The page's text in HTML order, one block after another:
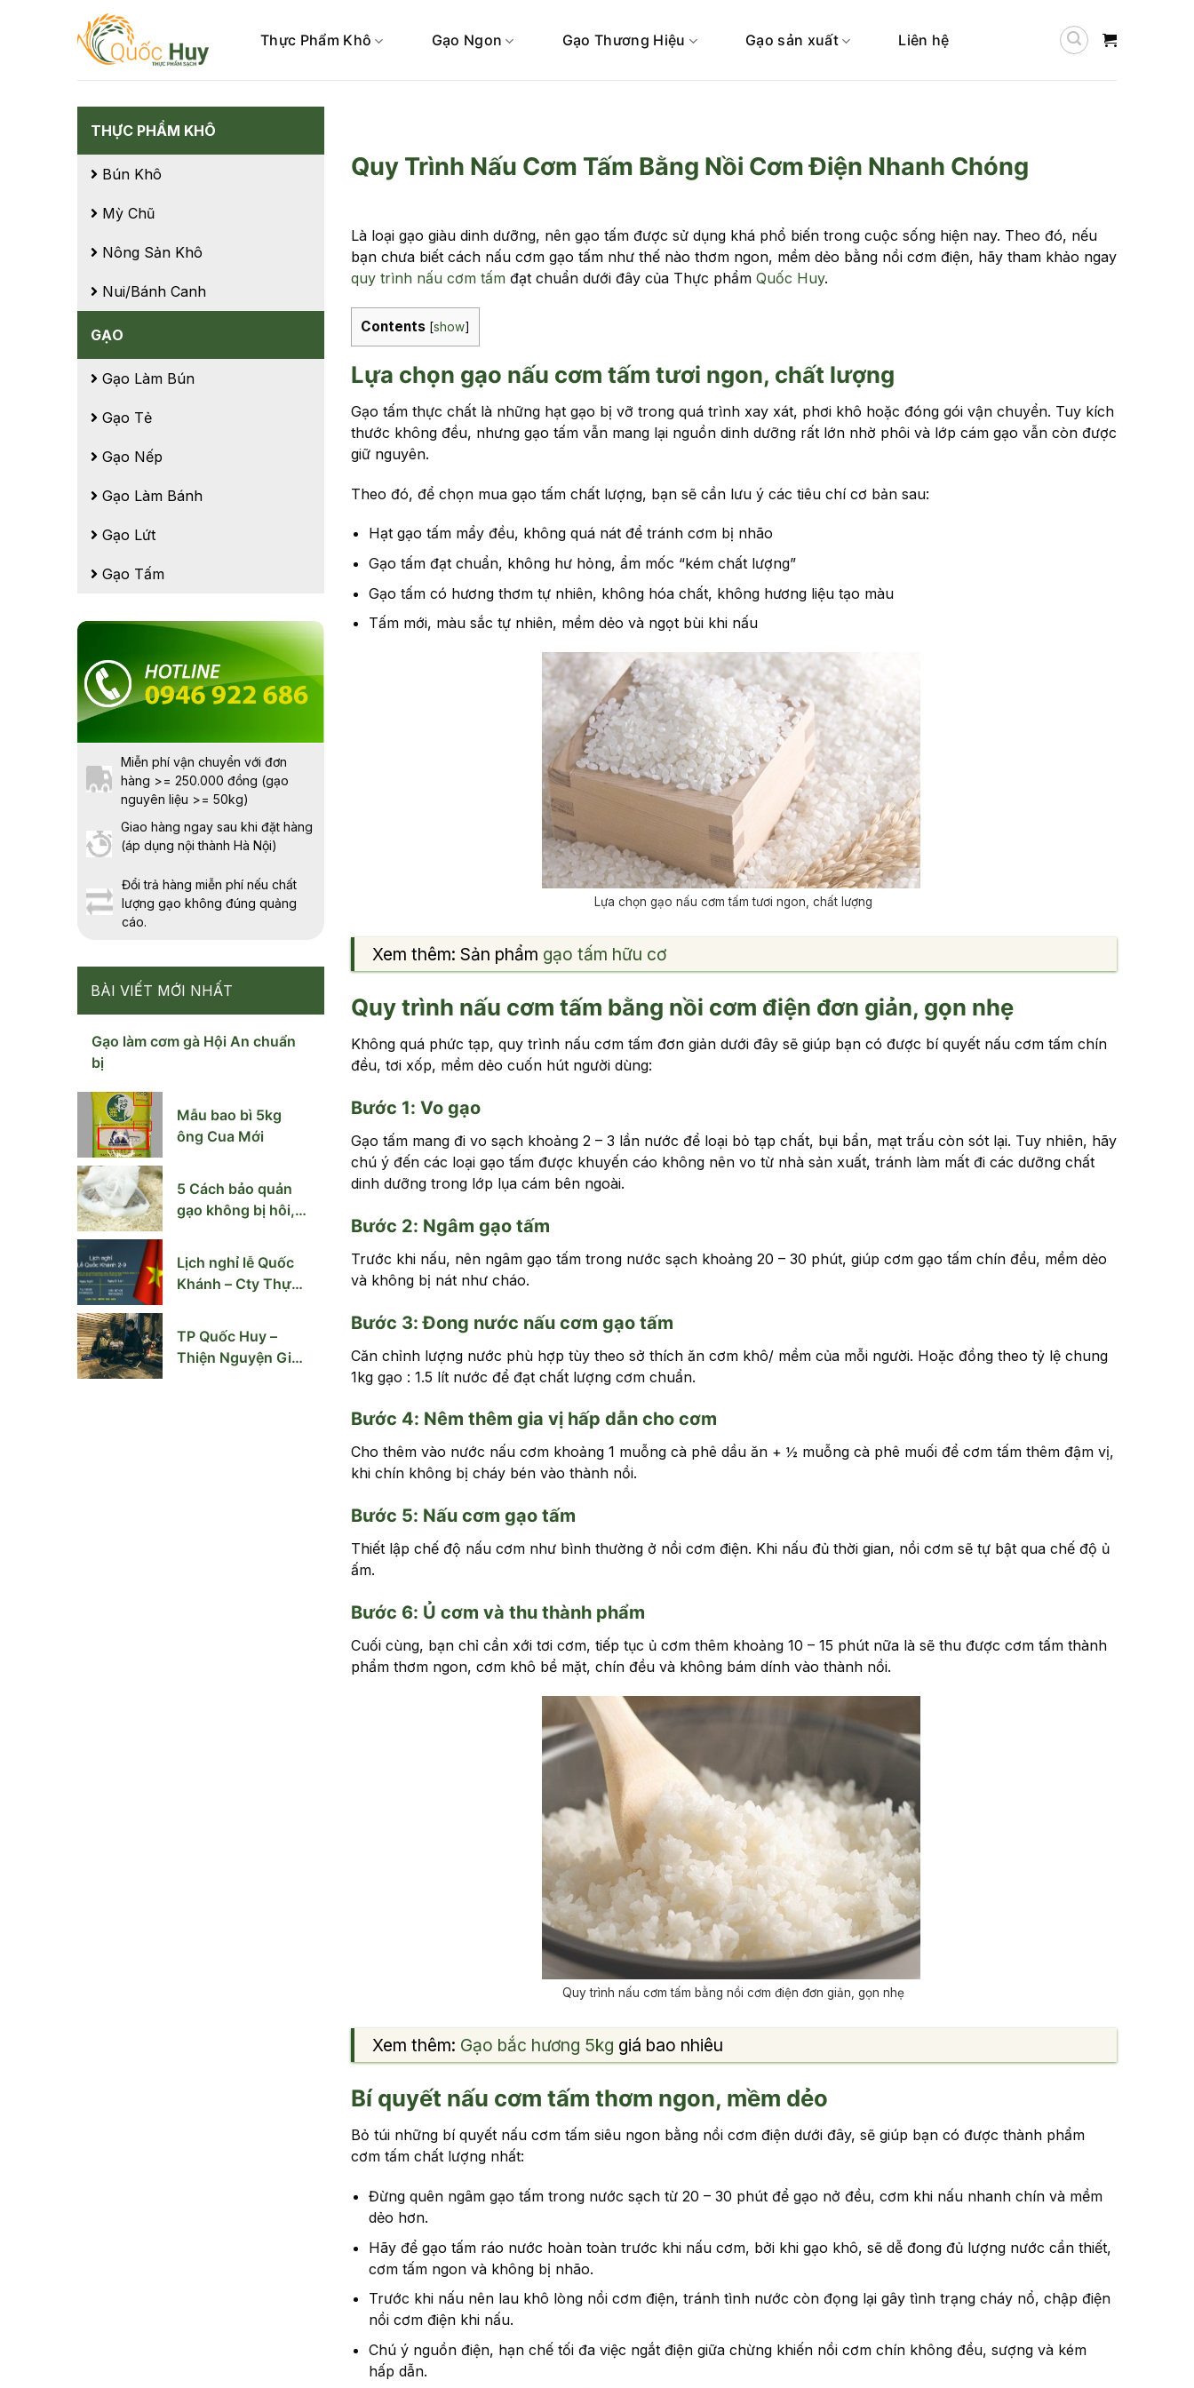
Thực Phẩm Khô Gạo Ngon Gạo Thương Hiệu Gạo sản xuất Liên hệ
THỰC PHẨM KHÔ
Bún Khô
Mỳ Chũ
Nông Sản Khô
Nui/Bánh Canh
GẠO
Gạo Làm Bún
Gạo Tẻ
Gạo Nếp
Gạo Làm Bánh
Gạo Lứt
Gạo Tấm
Miễn phí vận chuyển với đơn
hàng >= 250.000 đồng (gạo
nguyên liệu >= 50kg)
Giao hàng ngay sau khi đặt hàng
(áp dụng nội thành Hà Nội)
Đổi trả hàng miễn phí nếu chất
lượng gạo không đúng quảng
cáo.
BÀI VIẾT MỚI NHẤT
Gạo làm cơm gà Hội An chuẩn
bị
Mẫu bao bì 5kg
ông Cua Mới
5 Cách bảo quản
gạo không bị hôi,
Lịch nghỉ lễ Quốc
Khánh – Cty Thực
TP Quốc Huy –
Thiện Nguyện Giúp
Quy Trình Nấu Cơm Tấm Bằng Nồi Cơm Điện Nhanh Chóng
Là loại gạo giàu dinh dưỡng, nên gạo tấm được sử dụng khá phổ biến trong cuộc sống hiện nay. Theo đó, nếu
bạn chưa biết cách nấu cơm gạo tấm như thế nào thơm ngon, mềm dẻo bằng nồi cơm điện, hãy tham khảo ngay
quy trình nấu cơm tấmđạt chuẩn dưới đây của Thực phẩm Quốc Huy.
Contents [show]
Lựa chọn gạo nấu cơm tấm tươi ngon, chất lượng
Gạo tấm thực chất là những hạt gạo bị vỡ trong quá trình xay xát, phơi khô hoặc đóng gói vận chuyển. Tuy kích
thước không đều, nhưng gạo tấm vẫn mang lại nguồn dinh dưỡng rất lớn nhờ phôi và lớp cám gạo vẫn còn được
giữ nguyên.
Theo đó, để chọn mua gạo tấm chất lượng, bạn sẽ cần lưu ý các tiêu chí cơ bản sau:
Hạt gạo tấm mẩy đều, không quá nát để tránh cơm bị nhão
Gạo tấm đạt chuẩn, không hư hỏng, ẩm mốc “kém chất lượng”
Gạo tấm có hương thơm tự nhiên, không hóa chất, không hương liệu tạo màu
Tấm mới, màu sắc tự nhiên, mềm dẻo và ngọt bùi khi nấu
Lựa chọn gạo nấu cơm tấm tươi ngon, chất lượng
Xem thêm: Sản phẩm gạo tấm hữu cơ
Quy trình nấu cơm tấm bằng nồi cơm điện đơn giản, gọn nhẹ
Không quá phức tạp, quy trình nấu cơm tấm đơn giản dưới đây sẽ giúp bạn có được bí quyết nấu cơm tấm chín
đều, tơi xốp, mềm dẻo cuốn hút người dùng:
Bước 1: Vo gạo
Gạo tấm mang đi vo sạch khoảng 2 – 3 lần nước để loại bỏ tạp chất, bụi bẩn, mạt trấu còn sót lại. Tuy nhiên, hãy
chú ý đến các loại gạo tấm được khuyến cáo không nên vo từ nhà sản xuất, tránh làm mất đi các dưỡng chất
dinh dưỡng trong lớp lụa cám bên ngoài.
Bước 2: Ngâm gạo tấm
Trước khi nấu, nên ngâm gạo tấm trong nước sạch khoảng 20 – 30 phút, giúp cơm gạo tấm chín đều, mềm dẻo
và không bị nát như cháo.
Bước 3: Đong nước nấu cơm gạo tấm
Căn chỉnh lượng nước phù hợp tùy theo sở thích ăn cơm khô/ mềm của mỗi người. Hoặc đồng theo tỷ lệ chung
1kg gạo : 1.5 lít nước để đạt chất lượng cơm chuẩn.
Bước 4: Nêm thêm gia vị hấp dẫn cho cơm
Cho thêm vào nước nấu cơm khoảng 1 muỗng cà phê dầu ăn + ½ muỗng cà phê muối để cơm tấm thêm đậm vị,
khi chín không bị cháy bén vào thành nồi.
Bước 5: Nấu cơm gạo tấm
Thiết lập chế độ nấu cơm như bình thường ở nồi cơm điện. Khi nấu đủ thời gian, nồi cơm sẽ tự bật qua chế độ ủ
ấm.
Bước 6: Ủ cơm và thu thành phẩm
Cuối cùng, bạn chỉ cần xới tơi cơm, tiếp tục ủ cơm thêm khoảng 10 – 15 phút nữa là sẽ thu được cơm tấm thành
phẩm thơm ngon, cơm khô bề mặt, chín đều và không bám dính vào thành nồi.
Quy trình nấu cơm tấm bằng nồi cơm điện đơn giản, gọn nhẹ
Xem thêm: Gạo bắc hương 5kg giá bao nhiêu
Bí quyết nấu cơm tấm thơm ngon, mềm dẻo
Bỏ túi những bí quyết nấu cơm tấm siêu ngon bằng nồi cơm điện dưới đây, sẽ giúp bạn có được thành phẩm
cơm tấm chất lượng nhất:
Đừng quên ngâm gạo tấm trong nước sạch từ 20 – 30 phút để gạo nở đều, cơm khi nấu nhanh chín và mềm
dẻo hơn.
Hãy để gạo tấm ráo nước hoàn toàn trước khi nấu cơm, bởi khi gạo khô, sẽ dễ đong đủ lượng nước cần thiết,
cơm tấm ngon và không bị nhão.
Trước khi nấu nên lau khô lòng nồi cơm điện, tránh tình nước còn đọng lại gây tình trạng cháy nổ, chập điện
nồi cơm điện khi nấu.
Chú ý nguồn điện, hạn chế tối đa việc ngắt điện giữa chừng khiến nồi cơm chín không đều, sượng và kém
hấp dẫn.